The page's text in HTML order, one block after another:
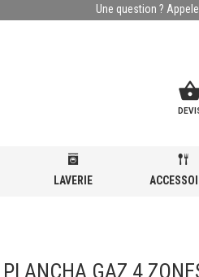
Une question ?
LAVERIE
GAZ 4